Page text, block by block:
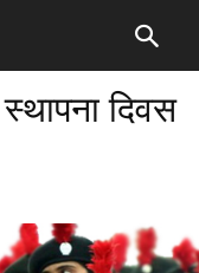
दिवस